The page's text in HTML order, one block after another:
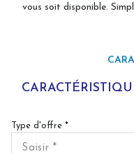
vous soit disponible.
Type d'offre *
Saisir *